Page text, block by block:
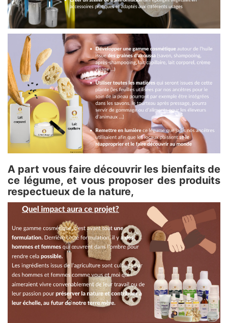
A part vous faire découvrir les bienfaits de
ce légume, et vous proposer des produits
respectueux de la nature,